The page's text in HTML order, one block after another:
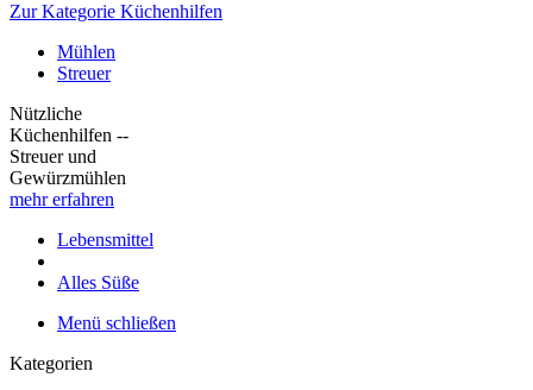
Zur Kategorie Küchenhilfen
Mühlen
Streuer
Nützliche
Küchenhilfen --
Streuer und
Gewürzmühlen
mehr erfahren
Lebensmittel
Alles Süße
Menü schließen
Kategorien